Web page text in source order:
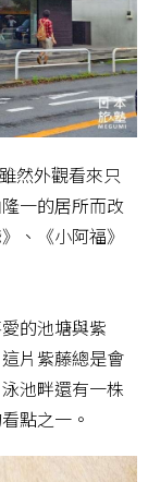
然外觀看來只
一的居所而改
、《小阿福》
的池塘與紫
片紫藤總是會
池畔還有一株
點之一。